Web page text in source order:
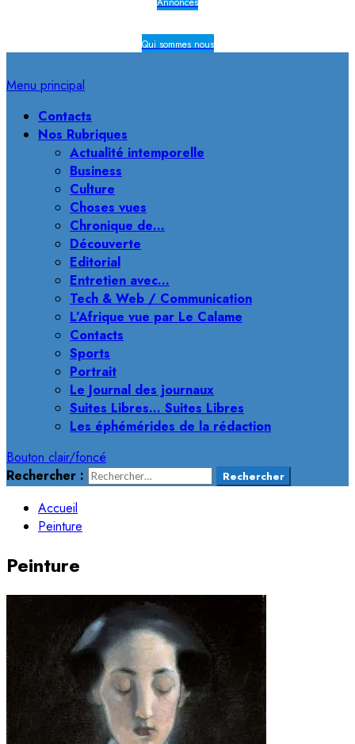
Qui sommes nous
Menu principal
Contacts
Nos Rubriques
Actualité intemporelle
Business
Culture
Choses vues
Chronique de…
Découverte
Editorial
Entretien avec…
Tech & Web / Communication
L’Afrique vue par Le Calame
Contacts
Sports
Portrait
Le Journal des journaux
Suites Libres… Suites Libres
Les éphémérides de la rédaction
Bouton clair/foncé
Rechercher :
Accueil
Peinture
Peinture